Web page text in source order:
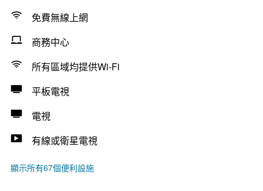
免費無線上網
商務中心
所有區域均提供Wi-Fi
平板電視
電視
有線或衛星電視
顯示所有67個便利設施